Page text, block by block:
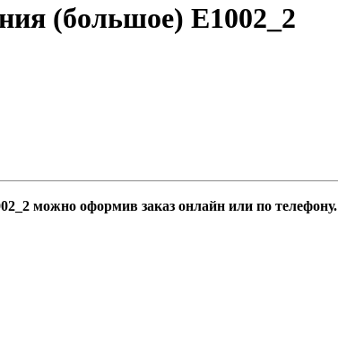
(большое) Е1002_2
можно оформив заказ онлайн или по телефону.